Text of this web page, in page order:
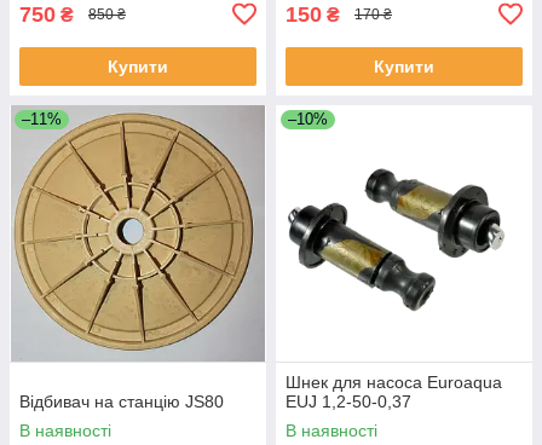
750 ₴ 850 ₴
Купити
150 ₴ 170 ₴
Купити
–11%
Відбивач на станцію JS80
В наявності
–10%
Шнек для насоса Euroaqua
EUJ 1,2-50-0,37
В наявності